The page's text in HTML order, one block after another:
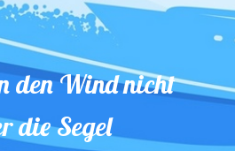
den Wind nicht
die Segel